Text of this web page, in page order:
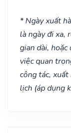
* Ngày xuất
là ngày đi xa,
gian dài,
việc quan
công tác,
lịch (áp dụng